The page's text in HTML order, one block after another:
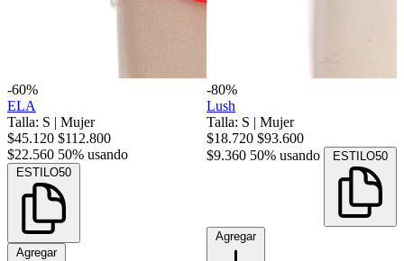
-60%
ELA
Talla: S | Mujer
$45.120 $112.800
$22.560 50% usando
ESTILO50
Agregar
-80%
Lush
Talla: S | Mujer
$18.720 $93.600
$9.360 50% usando ESTILO50
Agregar